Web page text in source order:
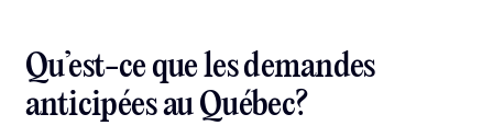
Qu’est-ce que les demandes
anticipées au Québec?